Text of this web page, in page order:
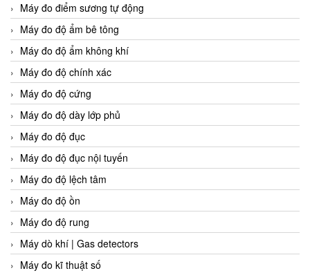
Máy đo điểm sương tự động
Máy đo độ ẩm bê tông
Máy đo độ ẩm không khí
Máy đo độ chính xác
Máy đo độ cứng
Máy đo độ dày lớp phủ
Máy đo độ đục
Máy đo độ đục nội tuyến
Máy đo độ lệch tâm
Máy đo độ ồn
Máy đo độ rung
Máy dò khí | Gas detectors
Máy đo kĩ thuật số